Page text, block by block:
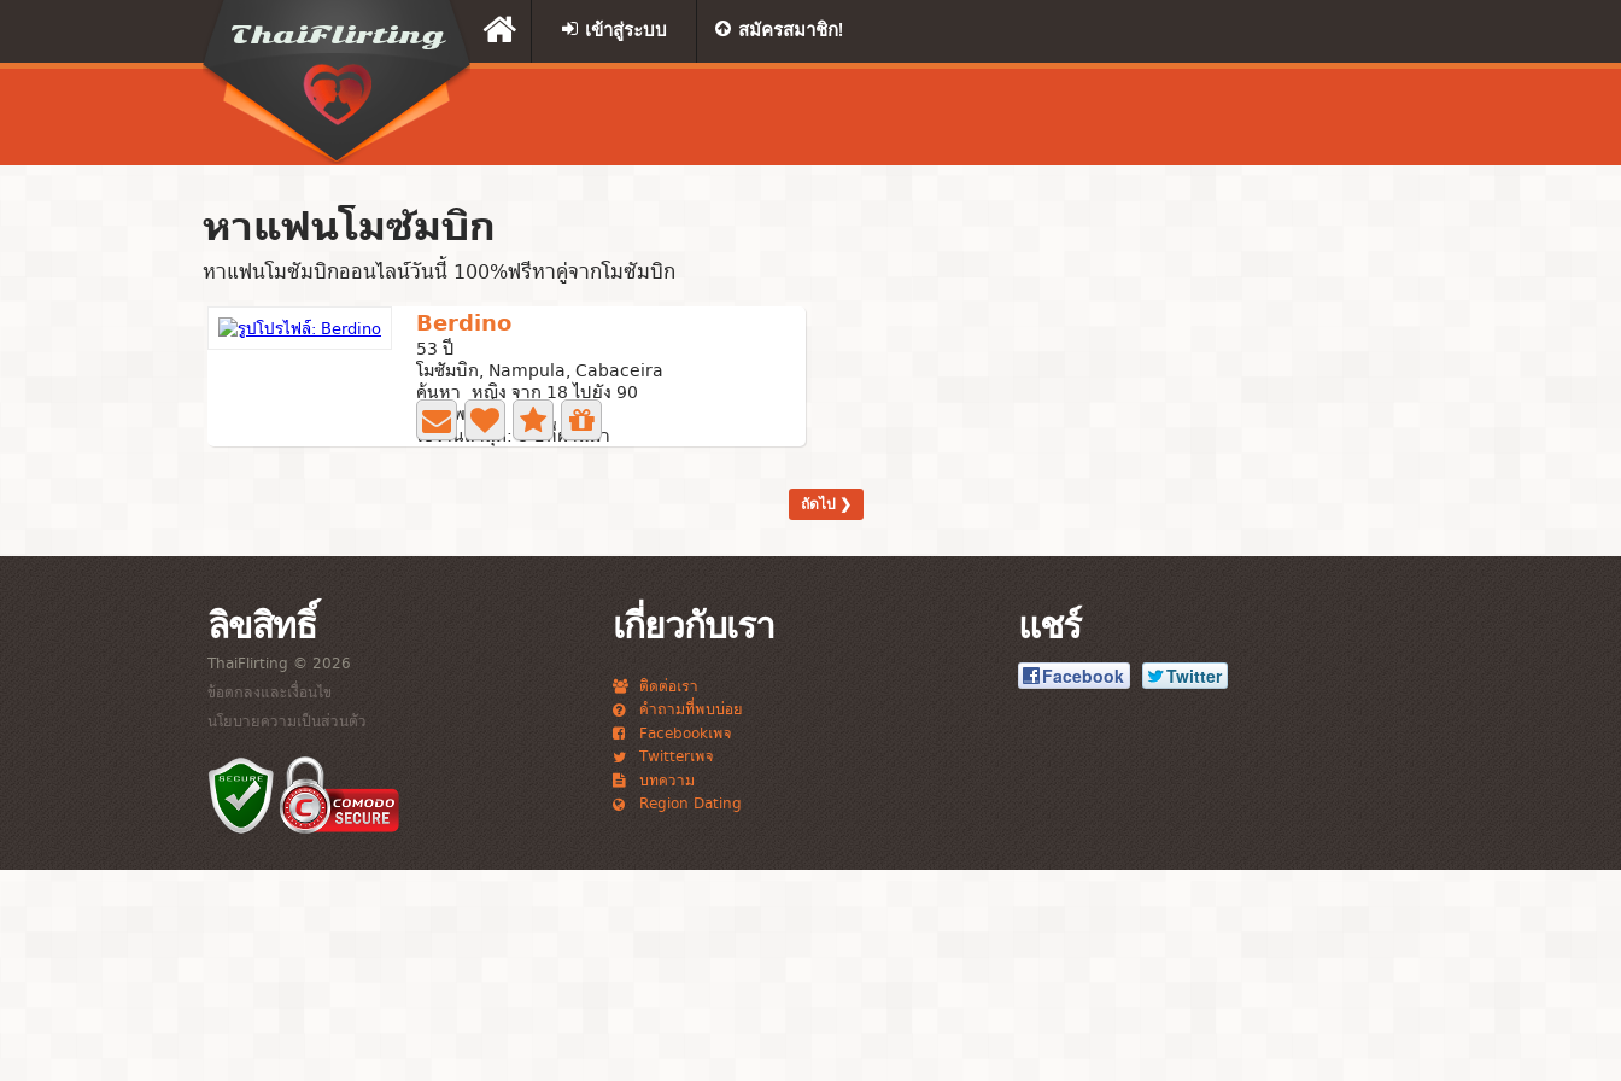
เข้าสู่ระบบ สมัครสมาชิก!
หาแฟนโมซัมบิก
หาแฟนโมซัมบิกออนไลน์วันนี้ 100%ฟรีหาคู่จากโมซัมบิก
Berdino
53 ปี
โมซัมบิก, Nampula, Cabaceira
ค้นหา หญิง จาก 18 ไปยัง 90
0 ภาพถ่าย
ใช้งานล่าสุด: 8 ปีที่ผ่านมา
ถัดไป ❯
ลิขสิทธิ์
ThaiFlirting © 2026
ข้อตกลงและเงื่อนไข
นโยบายความเป็นส่วนตัว
เกี่ยวกับเรา
ติดต่อเรา
คำถามที่พบบ่อย
Facebookเพจ
Twitterเพจ
บทความ
Region Dating
แชร์
Facebook Twitter